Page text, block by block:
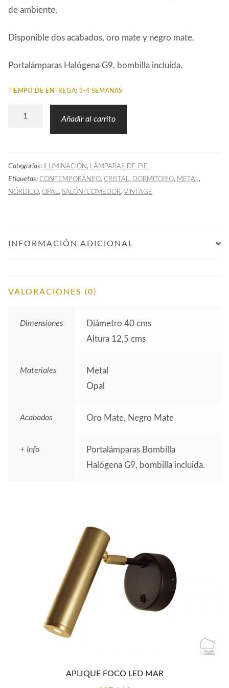
de ambiente.
Disponible dos acabados, oro mate y negro mate.
Portalámparas Halógena G9, bombilla incluida.
TIEMPO DE ENTREGA: 3-4 SEMANAS
Lámpara
Negro
cantidad
Añadir al carrito
Categorías: ILUMINACIÓN, LÁMPARAS DE PIE
Etiquetas: CONTEMPORÁNEO, CRISTAL , DORMITORIO, METAL ,
NÓRDICO, OPAL , SALÓN/COMEDOR, VINTAGE
INFORMACIÓN ADICIONAL
VALORACIONES (0)
Dimensiones
Diámetro 40 cms
Altura 12,5 cms
Materiales
Metal
Opal
Acabados Oro Mate, Negro Mate
+ Info
Portalámparas Bombilla
Halógena G9, bombilla incluida.
APLIQUE FOCO LED MAR